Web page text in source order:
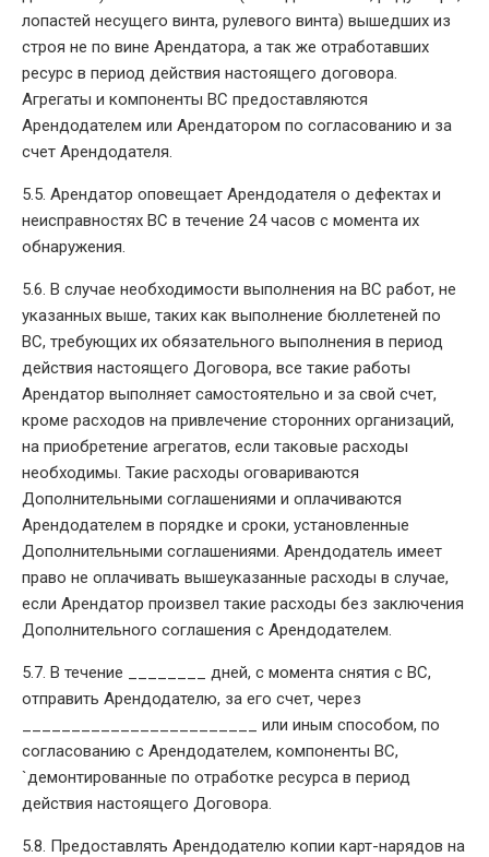
лопастей несущего винта, рулевого винта) вышедших из
строя не по вине Арендатора, а так же отработавших
ресурс в период действия настоящего договора.
Агрегаты и компоненты ВС предоставляются
Арендодателем или Арендатором по согласованию и за
счет Арендодателя.
5.5. Арендатор оповещает Арендодателя о дефектах и
неисправностях ВС в течение 24 часов с момента их
обнаружения.
5.6. В случае необходимости выполнения на ВС работ, не
указанных выше, таких как выполнение бюллетеней по
ВС, требующих их обязательного выполнения в период
действия настоящего Договора, все такие работы
Арендатор выполняет самостоятельно и за свой счет,
кроме расходов на привлечение сторонних организаций,
на приобретение агрегатов, если таковые расходы
необходимы. Такие расходы оговариваются
Дополнительными соглашениями и оплачиваются
Арендодателем в порядке и сроки, установленные
Дополнительными соглашениями. Арендодатель имеет
право не оплачивать вышеуказанные расходы в случае,
если Арендатор произвел такие расходы без заключения
Дополнительного соглашения с Арендодателем.
5.7. В течение ________ дней, с момента снятия с ВС,
отправить Арендодателю, за его счет, через
________________________ или иным способом, по
согласованию с Арендодателем, компоненты ВС,
`демонтированные по отработке ресурса в период
действия настоящего Договора.
5.8. Предоставлять Арендодателю копии карт-нарядов на